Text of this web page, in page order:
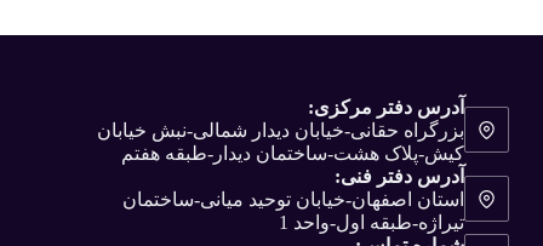
آدرس دفتر مرکزی:
بزرگراه حقانی-خیابان دیدار شمالی-نبش خیابان
کیش-پلاک هشت-ساختمان دیدار-طبقه هفتم
آدرس دفتر فنی:
استان اصفهان-خیابان توحید میانی-ساختمان
تیراژه-طبقه اول-واحد 1